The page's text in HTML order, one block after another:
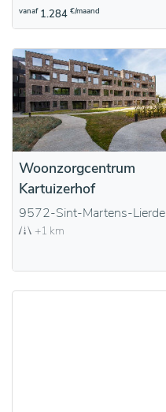
vanaf 1.284 €/maand
Woonzorgcentrum
Kartuizerhof
9572-Sint-Martens-Lierde
+1 km